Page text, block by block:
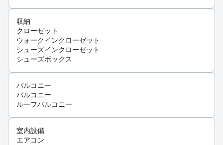
収納
クローゼット
ウォークインクローゼット
シューズインクローゼット
シューズボックス
バルコニー
バルコニー
ルーフバルコニー
室内設備
エアコン